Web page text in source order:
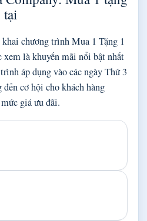
tại
chương trình Mua 1 Tặng 1
xem là khuyến mãi nổi bật nhất
áp dụng vào các ngày Thứ 3
cơ hội cho khách hàng
giá ưu đãi.